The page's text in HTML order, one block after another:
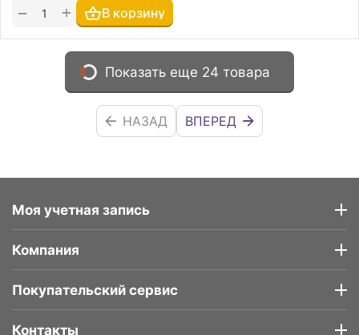
+
− В корзину
Показать еще 24 товара
НАЗАД ВПЕРЕД
Моя учетная запись
Компания
Покупательский сервис
Контакты